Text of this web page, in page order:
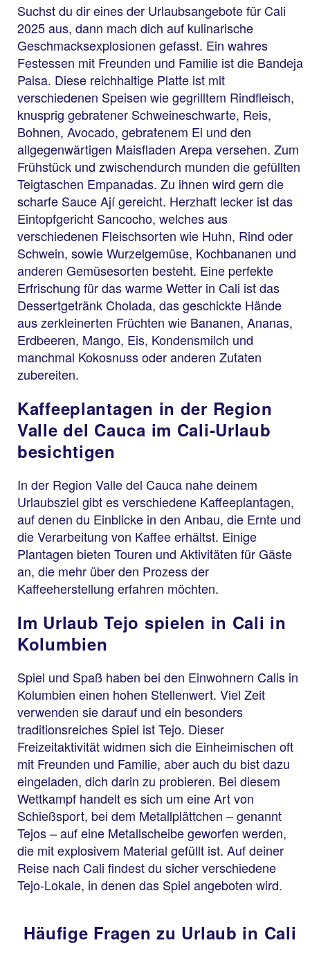
Suchst du dir eines der Urlaubsangebote für Cali
2025 aus, dann mach dich auf kulinarische
Geschmacksexplosionen gefasst. Ein wahres
Festessen mit Freunden und Familie ist die Bandeja
Paisa. Diese reichhaltige Platte ist mit
verschiedenen Speisen wie gegrilltem Rindfleisch,
knusprig gebratener Schweineschwarte, Reis,
Bohnen, Avocado, gebratenem Ei und den
allgegenwärtigen Maisfladen Arepa versehen. Zum
Frühstück und zwischendurch munden die gefüllten
Teigtaschen Empanadas. Zu ihnen wird gern die
scharfe Sauce Ají gereicht. Herzhaft lecker ist das
Eintopfgericht Sancocho, welches aus
verschiedenen Fleischsorten wie Huhn, Rind oder
Schwein, sowie Wurzelgemüse, Kochbananen und
anderen Gemüsesorten besteht. Eine perfekte
Erfrischung für das warme Wetter in Cali ist das
Dessertgetränk Cholada, das geschickte Hände
aus zerkleinerten Früchten wie Bananen, Ananas,
Erdbeeren, Mango, Eis, Kondensmilch und
manchmal Kokosnuss oder anderen Zutaten
zubereiten.
Kaffeeplantagen in der Region
Valle del Cauca im Cali-Urlaub
besichtigen
In der Region Valle del Cauca nahe deinem
Urlaubsziel gibt es verschiedene Kaffeeplantagen,
auf denen du Einblicke in den Anbau, die Ernte und
die Verarbeitung von Kaffee erhältst. Einige
Plantagen bieten Touren und Aktivitäten für Gäste
an, die mehr über den Prozess der
Kaffeeherstellung erfahren möchten.
Im Urlaub Tejo spielen in Cali in
Kolumbien
Spiel und Spaß haben bei den Einwohnern Calis in
Kolumbien einen hohen Stellenwert. Viel Zeit
verwenden sie darauf und ein besonders
traditionsreiches Spiel ist Tejo. Dieser
Freizeitaktivität widmen sich die Einheimischen oft
mit Freunden und Familie, aber auch du bist dazu
eingeladen, dich darin zu probieren. Bei diesem
Wettkampf handelt es sich um eine Art von
Schießsport, bei dem Metallplättchen – genannt
Tejos – auf eine Metallscheibe geworfen werden,
die mit explosivem Material gefüllt ist. Auf deiner
Reise nach Cali findest du sicher verschiedene
Tejo-Lokale, in denen das Spiel angeboten wird.
Häufige Fragen zu Urlaub in Cali